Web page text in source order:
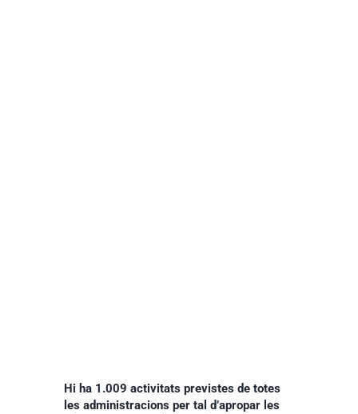
Hi ha 1.009 activitats previstes de totes
les administracions per tal d’apropar les